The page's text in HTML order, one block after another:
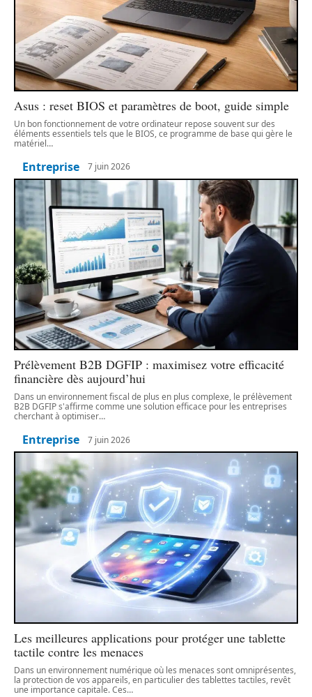
Asus : reset BIOS et paramètres de boot, guide simple
Un bon fonctionnement de votre ordinateur repose souvent sur des
éléments essentiels tels que le BIOS, ce programme de base qui gère le
matériel…
Entreprise 7 juin 2026
Prélèvement B2B DGFIP : maximisez votre efficacité
financière dès aujourd’hui
Dans un environnement fiscal de plus en plus complexe, le prélèvement
B2B DGFIP s'affirme comme une solution efficace pour les entreprises
cherchant à optimiser…
Entreprise 7 juin 2026
Les meilleures applications pour protéger une tablette
tactile contre les menaces
Dans un environnement numérique où les menaces sont omniprésentes,
la protection de vos appareils, en particulier des tablettes tactiles, revêt
une importance capitale. Ces…